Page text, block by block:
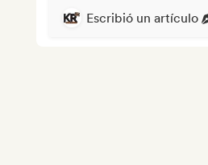
Escribió un artículo